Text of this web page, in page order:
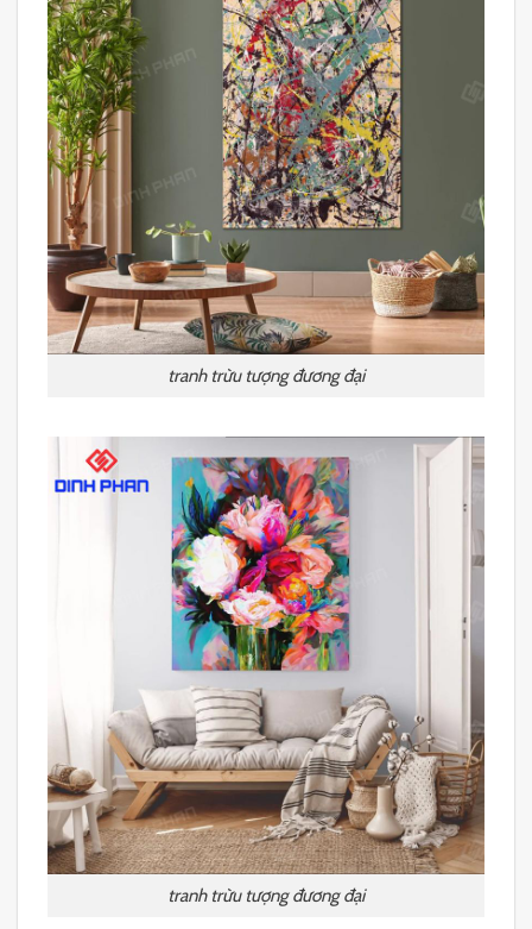
tranh trừu tượng đương đại
tranh trừu tượng đương đại